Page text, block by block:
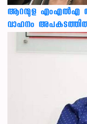
ആറന്മുള എംഎൽഎ
വാഹനം